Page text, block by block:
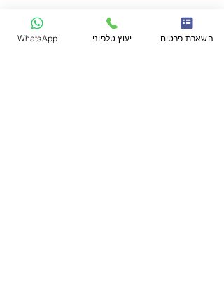
WhatsApp יעוץ טלפוני השארת פרטים